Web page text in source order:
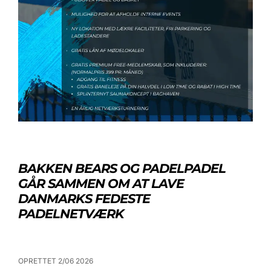
BAKKEN BEARS OG PADELPADEL
GÅR SAMMEN OM AT LAVE
DANMARKS FEDESTE
PADELNETVÆRK
OPRETTET 2/06 2026